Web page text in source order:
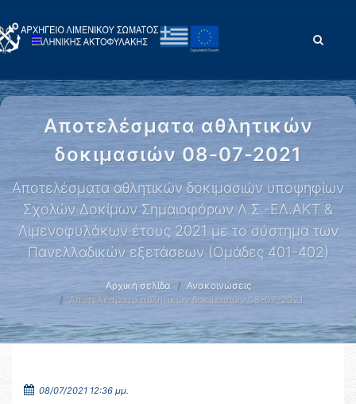
Αποτελέσματα αθλητικών
δοκιμασιών 08-07-2021
Αποτελέσματα αθλητικών δοκιμασιών υποψηφίων
Σχολών Δοκίμων Σημαιοφόρων Λ.Σ.-ΕΛ.ΑΚΤ &
Λιμενοφυλάκων έτους 2021 με το σύστημα των
Πανελλαδικών εξετάσεων (Ομάδες 401-402)
Αρχική σελίδα
Ανακοινώσεις
Αποτελέσματα αθλητικών δοκιμασιών 08-07-2021
08/07/2021 12:36 μμ.